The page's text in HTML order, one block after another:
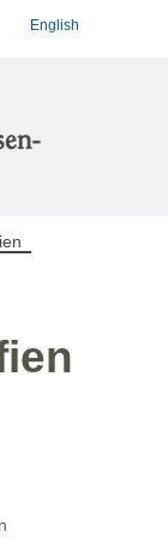
English